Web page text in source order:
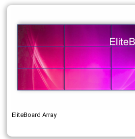
EliteBoard Array